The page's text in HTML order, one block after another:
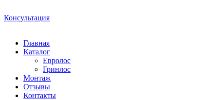
Консультация
Главная
Каталог
Евролос
Гринлос
Монтаж
Отзывы
Контакты